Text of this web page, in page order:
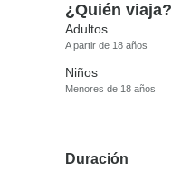
¿Quién viaja?
Adultos
A partir de 18 años
Niños
Menores de 18 años
Duración